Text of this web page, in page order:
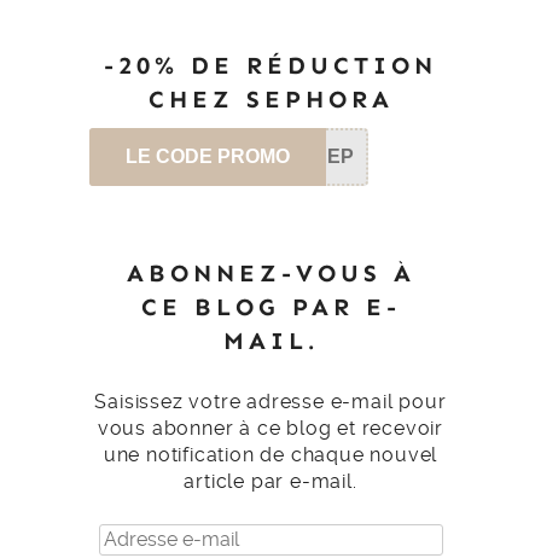
-20% DE RÉDUCTION
CHEZ SEPHORA
LE CODE PROMO SEP
ABONNEZ-VOUS À
CE BLOG PAR E-
MAIL.
Saisissez votre adresse e-mail pour
vous abonner à ce blog et recevoir
une notification de chaque nouvel
article par e-mail.
Adresse